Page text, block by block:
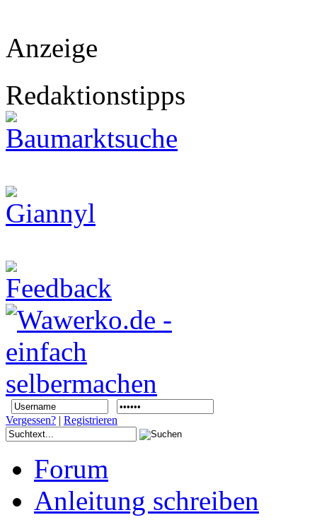
Anzeige
Redaktionstipps
Vergessen? | Registrieren
Forum
Anleitung schreiben